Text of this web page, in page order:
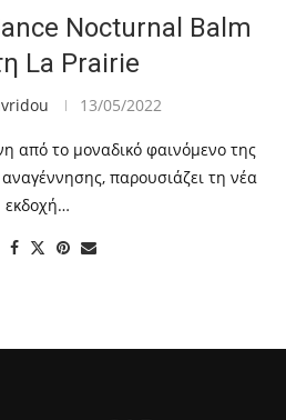
Nocturnal Balm
La Prairie
13/05/2022
από το μοναδικό φαινόμενο της
αναγέννησης, παρουσιάζει τη νέα
εκδοχή…